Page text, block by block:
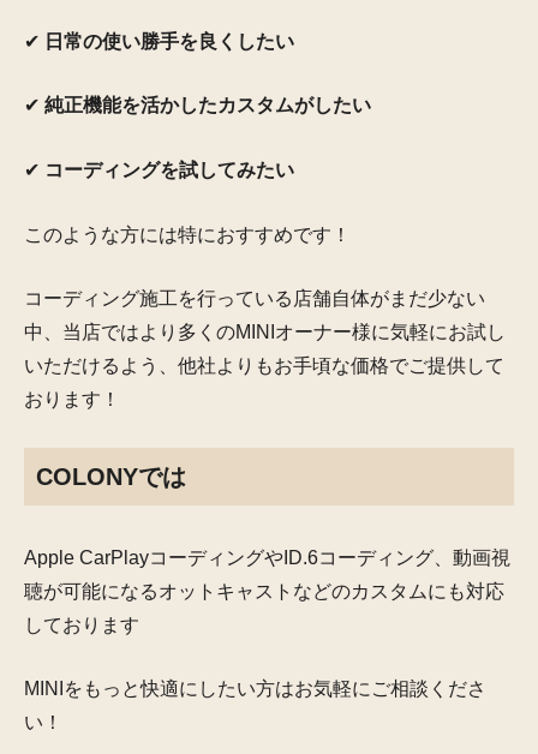
✔ 日常の使い勝手を良くしたい
✔ 純正機能を活かしたカスタムがしたい
✔ コーディングを試してみたい
このような方には特におすすめです！
コーディング施工を行っている店舗自体がまだ少ない
中、当店ではより多くのMINIオーナー様に気軽にお試し
いただけるよう、 他社よりもお手頃な価格でご提供して
おります！
COLONYでは
Apple CarPlayコーディングやID.6コーディング、動画視
聴が可能になるオットキャストなどのカスタムにも対応
しております
MINIをもっと快適にしたい方はお気軽にご相談くださ
い！